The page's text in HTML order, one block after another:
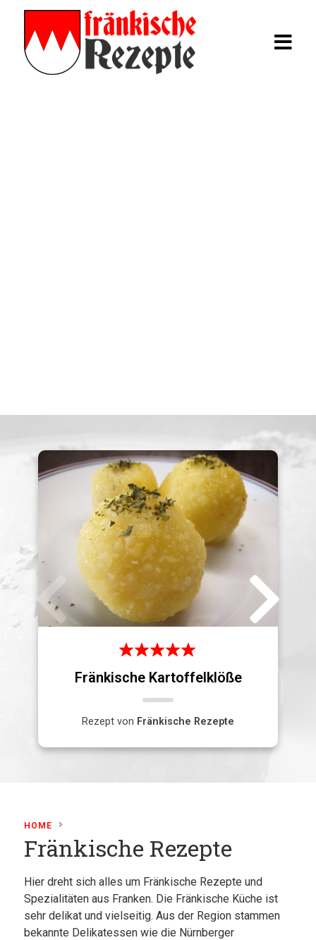
Fränkische Kartoffelklöße
Rezept von Fränkische Rezepte
HOME
Fränkische Rezepte
Hier dreht sich alles um Fränkische Rezepte und
Spezialitäten aus Franken. Die Fränkische Küche ist
sehr delikat und vielseitig. Aus der Region stammen
bekannte Delikatessen wie die Nürnberger